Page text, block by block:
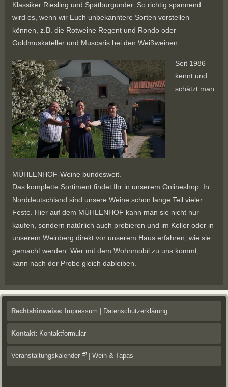
Klassiker Riesling und Spätburgunder. So richtig spannend
wird es, wenn wir Euch unbekanntere Sorten vorstellen
können, z.B. die Rotweine Regent und Rondo oder
Goldmuskateller und Muscaris bei den Weißweinen.
Seit 1986
kennt und
schätzt man
MÜHLENHOF-Weine bundesweit.
Das komplette Sortiment findet Ihr in unserem Onlineshop. In
Norddeutschland sind unsere Weine schon lange Teil vieler
Feste. Hier auf dem MÜHLENHOF kann man sie nicht nur
kaufen, sondern natürlich auch probieren und im Keller oder in
unserem Weinberg direkt vor unserem Haus erfahren, wie sie
gemacht werden. Wer mit dem Wohnmobil zu uns kommt,
kann nach der Probe gleich dableiben.
Rechtshinweise: Impressum | Datenschutzerklärung
Kontakt: Kontaktformular
Veranstaltungskalender | Wein & Tapas